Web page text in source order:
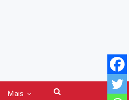
Mais